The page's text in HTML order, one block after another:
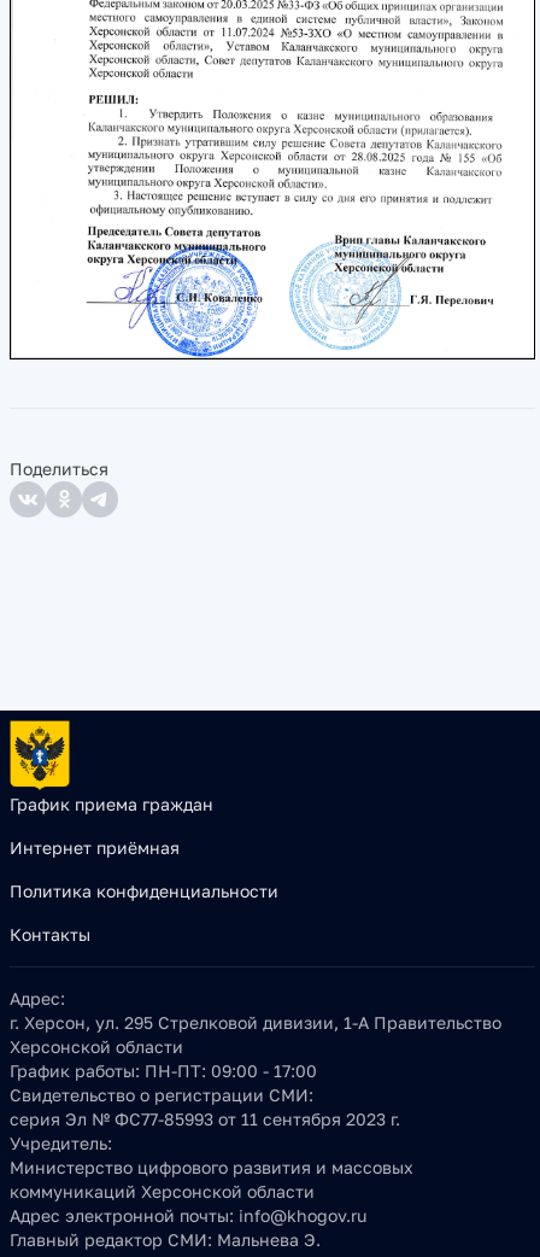
Поделиться
График приема граждан
Интернет приёмная
Политика конфиденциальности
Контакты
Адрес:
г. Херсон, ул. 295 Стрелковой дивизии, 1-А Правительство
Херсонской области
График работы: ПН-ПТ: 09:00 - 17:00
Свидетельство о регистрации СМИ:
серия Эл № ФС77-85993 от 11 сентября 2023 г.
Учредитель:
Министерство цифрового развития и массовых
коммуникаций Херсонской области
Адрес электронной почты: info@khogov.ru
Главный редактор СМИ: Мальнева Э.